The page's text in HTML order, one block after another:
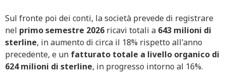
Sul fronte poi dei conti, la società prevede di registrare
nel primo semestre 2026 ricavi totali a 643 milioni di
sterline, in aumento di circa il 18% rispetto all'anno
precedente, e un fatturato totale a livello organico di
624 milioni di sterline, in progresso intorno al 16%.